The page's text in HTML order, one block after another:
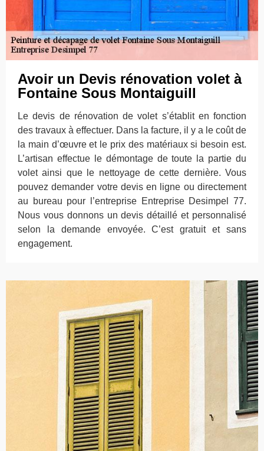
Avoir un Devis rénovation volet à
Fontaine Sous Montaiguill
Le devis de rénovation de volet s’établit en fonction
des travaux à effectuer. Dans la facture, il y a le coût de
la main d’œuvre et le prix des matériaux si besoin est.
L’artisan effectue le démontage de toute la partie du
volet ainsi que le nettoyage de cette dernière. Vous
pouvez demander votre devis en ligne ou directement
au bureau pour l’entreprise Entreprise Desimpel 77.
Nous vous donnons un devis détaillé et personnalisé
selon la demande envoyée. C’est gratuit et sans
engagement.